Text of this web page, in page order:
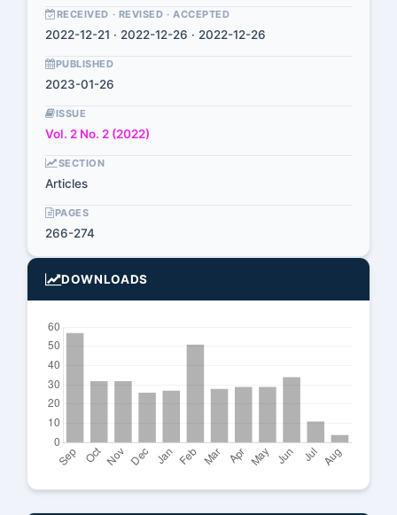
RECEIVED · REVISED · ACCEPTED
2022-12-21 · 2022-12-26 · 2022-12-26
PUBLISHED
2023-01-26
ISSUE
Vol. 2 No. 2 (2022)
SECTION
Articles
PAGES
266-274
DOWNLOADS